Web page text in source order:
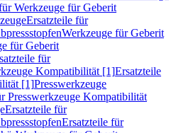
Werkzeuge für Geberit
Ersatzteile für
Werkzeuge für Geberit
für Geberit
für
Kompatibilität [1]Ersatzteile
[1]Presswerkzeuge
Presswerkzeuge Kompatibilität
Ersatzteile für
Ersatzteile für